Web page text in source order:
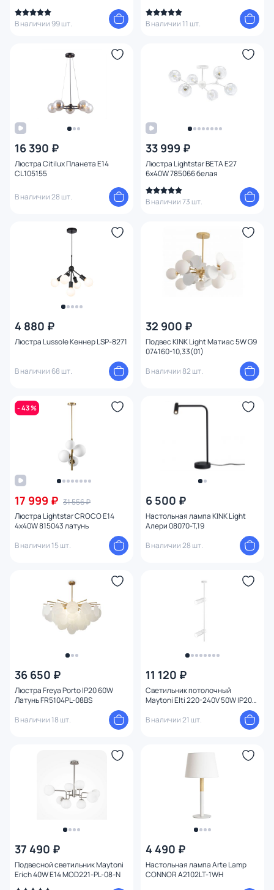
В наличии 99 шт. В наличии 11 шт.
16 390 ₽
Люстра Citilux Планета E14
CL105155
В наличии 28 шт.
33 999 ₽
Люстра Lightstar BETA E27
6x40W 785066 белая
В наличии 73 шт.
4 880 ₽
Люстра Lussole Кеннер LSP-8271
В наличии 68 шт.
32 900 ₽
Подвес KINK Light Матиас 5W G9
074160-10,33(01)
В наличии 82 шт.
- 43 %
17 999 ₽ 31 556 ₽
Люстра Lightstar CROCO E14
4х40W 815043 латунь
В наличии 15 шт.
6 500 ₽
Настольная лампа KINK Light
Алери 08070-T,19
В наличии 28 шт.
36 650 ₽
Люстра Freya Porto IP20 60W
Латунь FR5104PL-08BS
В наличии 18 шт.
11 120 ₽
Светильник потолочный
Maytoni Elti 220-240V 50W IP20
В наличии 21 шт.
37 490 ₽
Подвесной светильник Maytoni
Erich 40W E14 MOD221-PL-08-N
4 490 ₽
Настольная лампа Arte Lamp
CONNOR A2102LT-1WH